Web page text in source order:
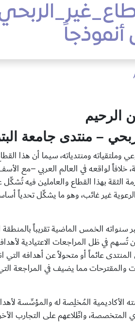
أنموذجاً
الرحيم
– منتدى جامعة
ومنتدياته، سيما أن هذا
خلافاً لواقعه في العالم العربي –مع
الثقة بهذا القطاع والعاملين فيه
غير غائب، وهو ما يشكِّل تحدياً
الخمس الماضية تقريباً
التي أرجو أن تُسهم في ظل المراجعات
عائماً أو متحولاً عن أهدافه
والمقترحات مما يضيف في المراجعة
المُخلِصة له والمؤسِّسة
المتخصصة، واطِّلاعهم على التجارب